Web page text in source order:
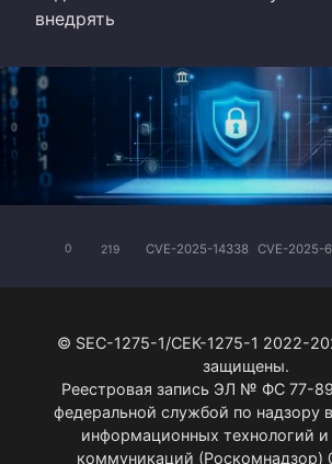
внедрять
0 219 CVE-2025-14338 CVE-2025-
© SEC-1275-1/СЕК-1275-1 2022-
защищены.
Реестровая запись ЭЛ № ФС 77-
федеральной службой по надзору
информационных технологий
коммуникаций (Роскомнадзор)